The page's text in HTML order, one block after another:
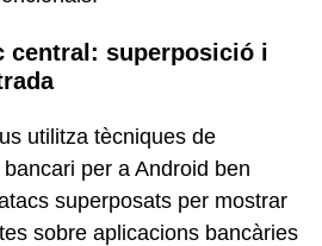
central: superposició i
utilitza tècniques de
per a Android ben
superposats per mostrar
sobre aplicacions bancàries